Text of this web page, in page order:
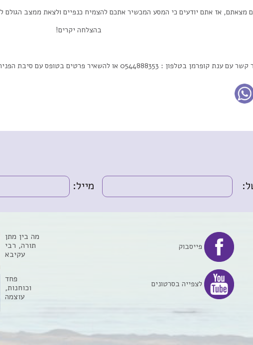
בהצלחה יקרים!
קופרמן בטלפון : 0544888353 או להשאיר פרטים בטופס עם סיבת הפניה -
מייל:
מה בין מתן
תורה, רבי
עקיבא
פחד
וכוחנות,
עוצמה
פייסבוק
לצפייה בסרטונים